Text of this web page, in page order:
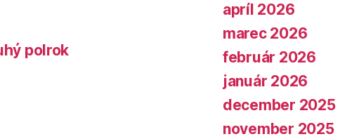
polrok
apríl 2026
marec 2026
február 2026
január 2026
december 2025
november 2025